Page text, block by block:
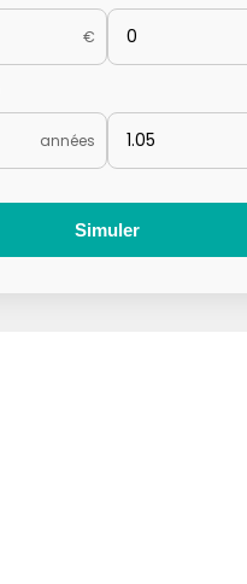
€
années
Simuler